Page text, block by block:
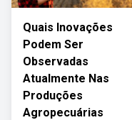
Quais Inovações
Podem Ser
Observadas
Atualmente Nas
Produções
Agropecuárias